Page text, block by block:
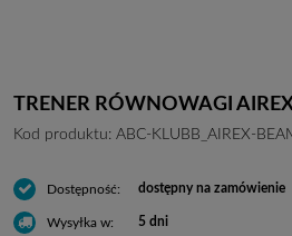
TRENER RÓWNOWAGI
Kod produktu: ABC-KLUBB_AIREX-
Dostępność: dostępny na zamówienie
Wysyłka w: 5 dni